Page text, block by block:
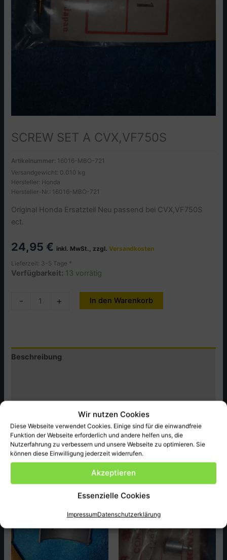
Wir nutzen Cookies
Diese Webseite verwendet Cookies. Einige sind für die einwandfreie
Funktion der Webseite erforderlich und andere helfen uns, die
Nutzerfahrung zu verbessern und unsere Webseite zu optimieren. Sie
können diese Einwilligung jederzeit widerrufen.
Akzeptieren
Essenzielle Cookies
ImpressumDatenschutzerklärung
SCREW SET A CVX,VF750S
Artikelnummer: 16016-MBO-721
Versandgewicht: 0.010 kg
Hersteller: Honda
Hersteller-Nr.: 16016-MBO-721
Original Honda Ersatzteil Neu passend bei CVX,VF750S
ect.
24,95 € inkl. MwSt., zzgl.Versandkosten
Lieferzeit: 3-5 Tage *
Verfügbarkeit: 13 vorrätig
-
Menge
+ In den Warenkorb
Beschreibung
Original Honda Ersatzteil Neu passend bei CVX,VF750S
ect.